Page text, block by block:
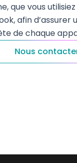
,quevous utilisiez
,afind’assurer
dechaque
Nous